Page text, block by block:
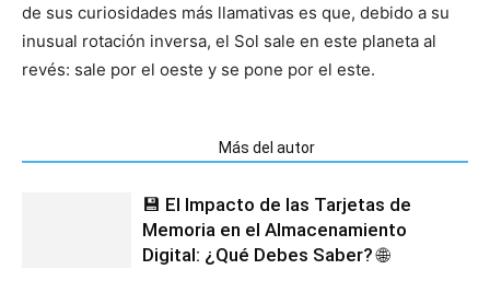
de sus curiosidades más llamativas es que, debido a su
inusual rotación inversa, el Sol sale en este planeta al
revés: sale por el oeste y se pone por el este.
Más del autor
💾 El Impacto de las Tarjetas de
Memoria en el Almacenamiento
Digital: ¿Qué Debes Saber? 🌐